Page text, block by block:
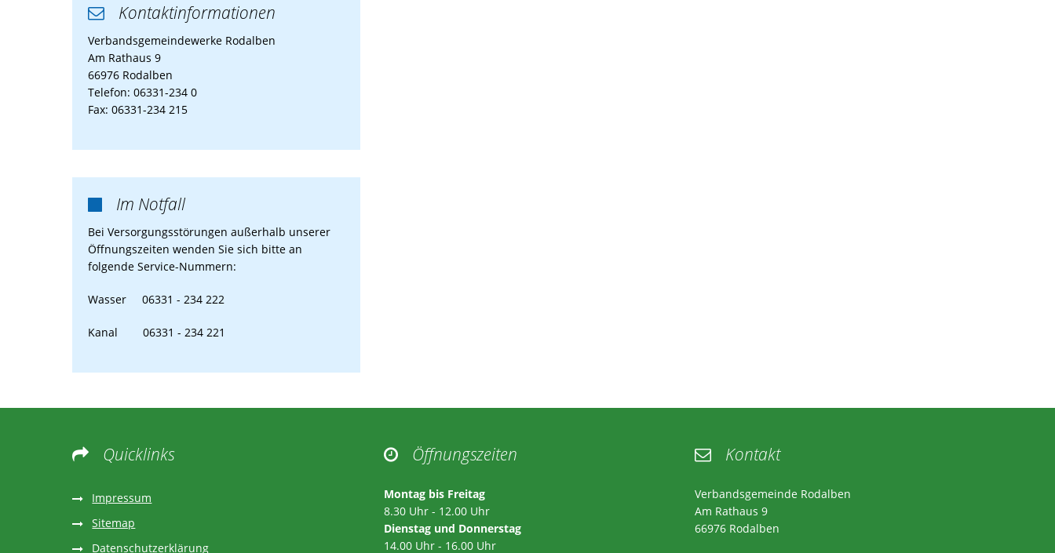
 Kontaktinformationen
Verbandsgemeindewerke Rodalben
Am Rathaus 9
66976 Rodalben
Telefon: 06331-234 0
Fax: 06331-234 215
 Im Notfall
Bei Versorgungsstörungen außerhalb unserer
Öffnungszeiten wenden Sie sich bitte an
folgende Service-Nummern:
Wasser 06331 - 234 222
Kanal 06331 - 234 221
 Quicklinks
Impressum
Sitemap
Datenschutzerklärung
 Öffnungszeiten
Montag bis Freitag
8.30 Uhr - 12.00 Uhr
Dienstag und Donnerstag
14.00 Uhr - 16.00 Uhr
 Kontakt
Verbandsgemeinde Rodalben
Am Rathaus 9
66976 Rodalben